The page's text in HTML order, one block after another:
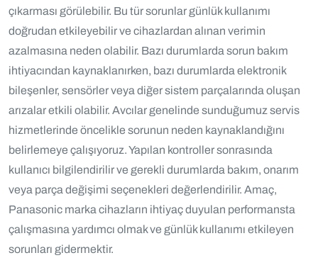
çıkarması görülebilir. Bu tür sorunlar günlük kullanımı
doğrudan etkileyebilir ve cihazlardan alınan verimin
azalmasına neden olabilir. Bazı durumlarda sorun bakım
ihtiyacından kaynaklanırken, bazı durumlarda elektronik
bileşenler, sensörler veya diğer sistem parçalarında oluşan
arızalar etkili olabilir. Avcılar genelinde sunduğumuz servis
hizmetlerinde öncelikle sorunun neden kaynaklandığını
belirlemeye çalışıyoruz. Yapılan kontroller sonrasında
kullanıcı bilgilendirilir ve gerekli durumlarda bakım, onarım
veya parça değişimi seçenekleri değerlendirilir. Amaç,
Panasonic marka cihazların ihtiyaç duyulan performansta
çalışmasına yardımcı olmak ve günlük kullanımı etkileyen
sorunları gidermektir.